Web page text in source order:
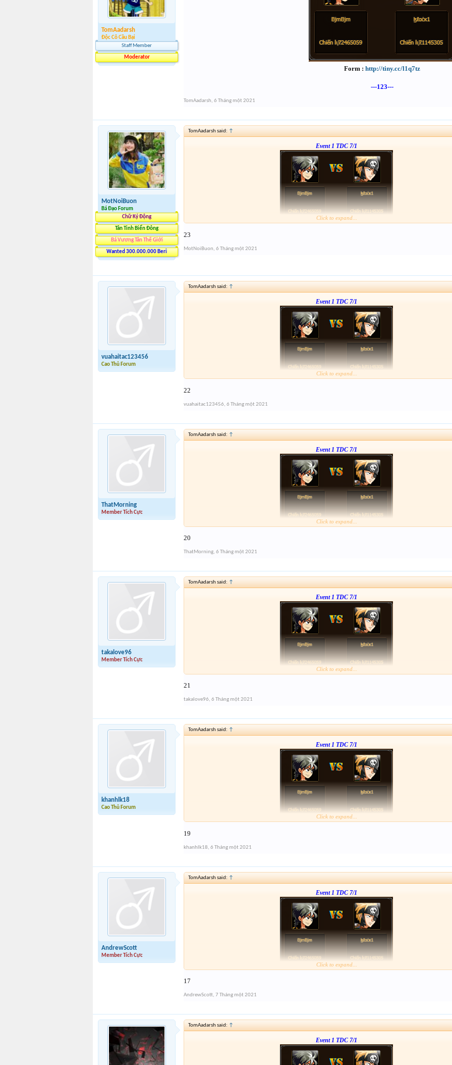
TomAadarsh
Độc Cô Cầu Bại
Staff Member
Moderator
Form : http://tiny.cc/l1q7tz
---123---
TomAadarsh, 6 Tháng một 2021
MotNoiBuon
Bá Đạo Forum
Chữ Ký Động
Tân Tinh Biển Đông
Bá Vương Tân Thế Giới
Wanted 300.000.000 Beri
TomAadarsh said: ↑
Event 1 TDC 7/1
Click to expand...
23
MotNoiBuon, 6 Tháng một 2021
vuahaitac123456
Cao Thủ Forum
TomAadarsh said: ↑
Event 1 TDC 7/1
Click to expand...
22
vuahaitac123456, 6 Tháng một 2021
ThatMorning
Member Tích Cực
TomAadarsh said: ↑
Event 1 TDC 7/1
Click to expand...
20
ThatMorning, 6 Tháng một 2021
takalove96
Member Tích Cực
TomAadarsh said: ↑
Event 1 TDC 7/1
Click to expand...
21
takalove96, 6 Tháng một 2021
khanhlk18
Cao Thủ Forum
TomAadarsh said: ↑
Event 1 TDC 7/1
Click to expand...
19
khanhlk18, 6 Tháng một 2021
AndrewScott
Member Tích Cực
TomAadarsh said: ↑
Event 1 TDC 7/1
Click to expand...
17
AndrewScott, 7 Tháng một 2021
TomAadarsh said: ↑
Event 1 TDC 7/1